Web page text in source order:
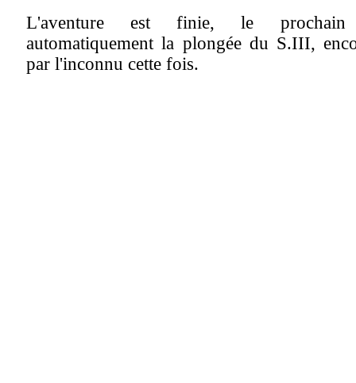
L'aventure est finie, le prochain
automatiquement la plongée du S.III,
par l'inconnu cette fois.